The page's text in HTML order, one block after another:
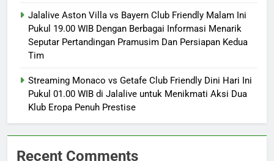
Jalalive Aston Villa vs Bayern Club Friendly Malam Ini
Pukul 19.00 WIB Dengan Berbagai Informasi Menarik
Seputar Pertandingan Pramusim Dan Persiapan Kedua
Tim
Streaming Monaco vs Getafe Club Friendly Dini Hari Ini
Pukul 01.00 WIB di Jalalive untuk Menikmati Aksi Dua
Klub Eropa Penuh Prestise
Recent Comments